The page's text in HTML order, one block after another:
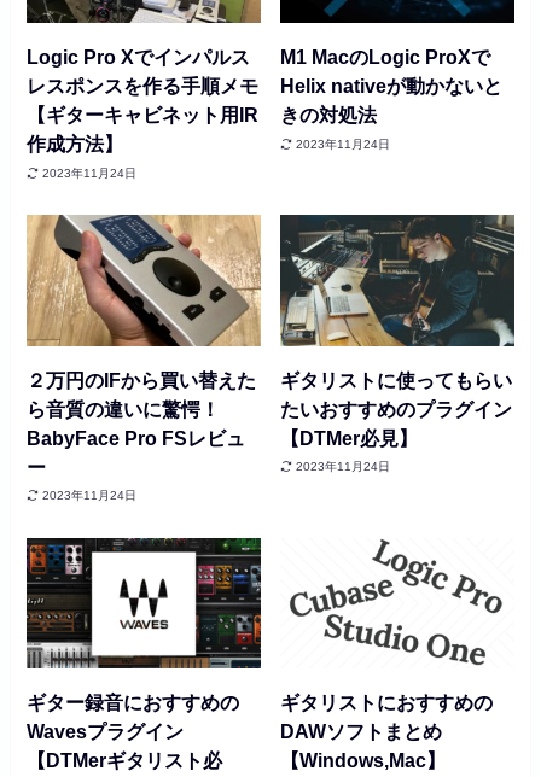
Logic Pro Xでインパルス
レスポンスを作る手順メモ
【ギターキャビネット用IR
作成方法】
2023年11月24日
M1 MacのLogic ProXで
Helix nativeが動かないと
きの対処法
2023年11月24日
２万円のIFから買い替えた
ら音質の違いに驚愕！
BabyFace Pro FSレビュ
ー
2023年11月24日
ギタリストに使ってもらい
たいおすすめのプラグイン
【DTMer必見】
2023年11月24日
ギター録音におすすめの
Wavesプラグイン
【DTMerギタリスト必
ギタリストにおすすめの
DAWソフトまとめ
【Windows,Mac】